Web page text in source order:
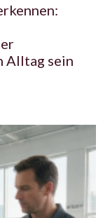
Alltag sein